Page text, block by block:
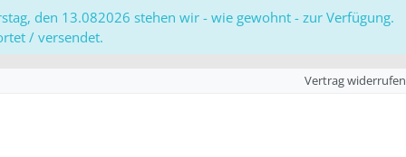
den 13.082026 stehen wir - wie gewohnt - zur Verfügung.
/ versendet.
Vertrag widerrufen